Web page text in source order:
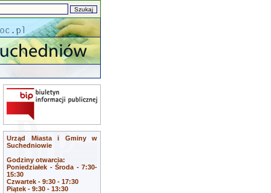
Urząd Miasta i Gminy w
Suchedniowie
Godziny otwarcia:
Poniedziałek - Środa - 7:30-
15:30
Czwartek - 9:30 - 17:30
Piątek - 9:30 - 13:30